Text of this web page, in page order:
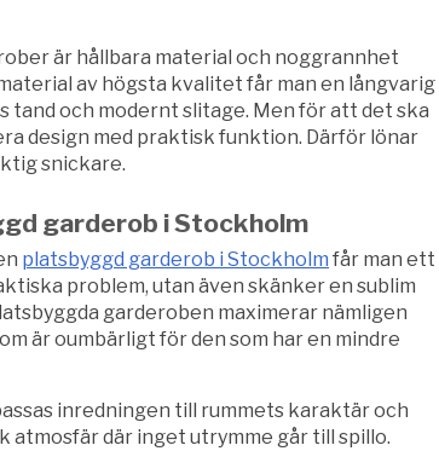
är hållbara material och noggrannhet
av högsta kvalitet får man en långvarig
tand och modernt slitage. Men för att det ska
design med praktisk funktion. Därför lönar
snickare.
garderob i Stockholm
platsbyggd garderob i Stockholm får man ett
problem, utan även skänker en sublim
garderoben maximerar nämligen
är oumbärligt för den som har en mindre
inredningen till rummets karaktär och
atmosfär där inget utrymme går till spillo.